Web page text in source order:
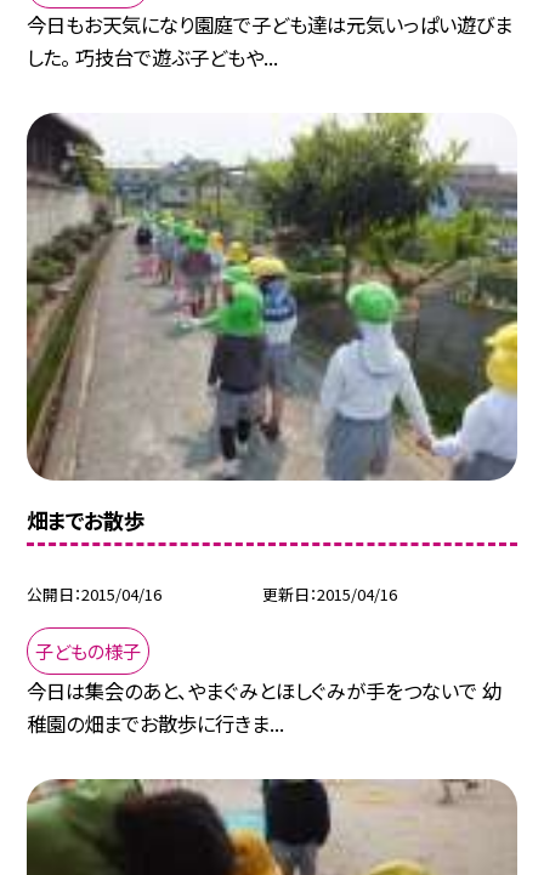
今日もお天気になり園庭で子ども達は元気いっぱい遊びま
した。 巧技台で遊ぶ子どもや...
畑までお散歩
公開日 2015/04/16 更新日 2015/04/16
子どもの様子
今日は集会のあと、やまぐみとほしぐみが手をつないで 幼
稚園の畑までお散歩に行きま...